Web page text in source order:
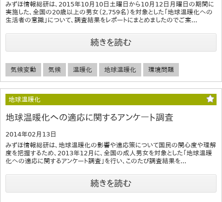
みずほ情報総研は、2015年10月10日土曜日から10月12日月曜日の期間に
実施した、全国の20歳以上の男女（2,759名）を対象とした「地球温暖化への
生活者の意識」について、調査結果をレポートにまとめましたのでご案...
続きを読む
気候変動 気候 温暖化 地球温暖化 環境問題
地球温暖化
地球温暖化への適応に関するアンケート調査
2014年02月13日
みずほ情報総研は、地球温暖化の影響や適応策について国民の関心度や理解
度を把握するため、2013年12月に、全国の成人男女を対象とした「地球温暖
化への適応に関するアンケート調査」を行い、このたび調査結果を...
続きを読む